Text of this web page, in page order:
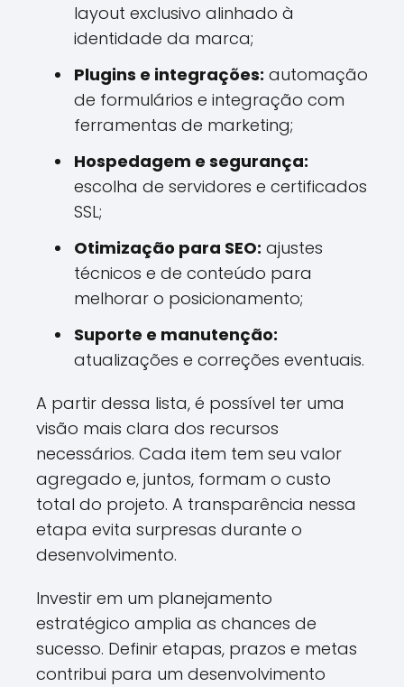
layout exclusivo alinhado à
identidade da marca;
Plugins e integrações: automação
de formulários e integração com
ferramentas de marketing;
Hospedagem e segurança:
escolha de servidores e certificados
SSL;
Otimização para SEO: ajustes
técnicos e de conteúdo para
melhorar o posicionamento;
Suporte e manutenção:
atualizações e correções eventuais.
A partir dessa lista, é possível ter uma
visão mais clara dos recursos
necessários. Cada item tem seu valor
agregado e, juntos, formam o custo
total do projeto. A transparência nessa
etapa evita surpresas durante o
desenvolvimento.
Investir em um planejamento
estratégico amplia as chances de
sucesso. Definir etapas, prazos e metas
contribui para um desenvolvimento